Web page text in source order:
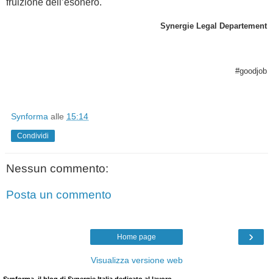
Synergie Legal Departement
#goodjob
Synforma alle 15:14
Condividi
Nessun commento:
Posta un commento
›
Home page
Visualizza versione web